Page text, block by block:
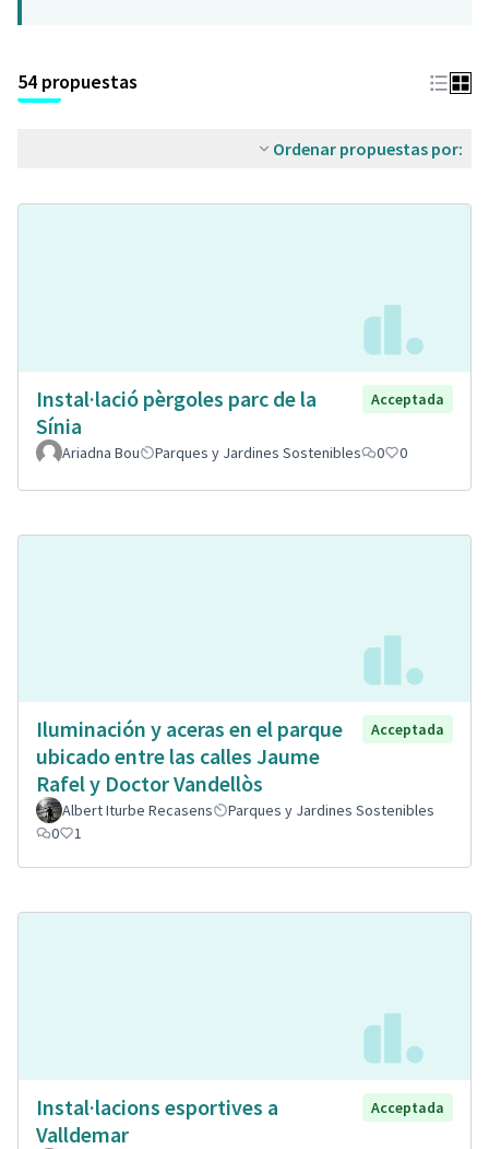
54 propuestas
Ordenar propuestas por:
Instal·lació pèrgoles parc de la
Sínia
Acceptada
Ariadna Bou Parques y Jardines Sostenibles 0 0
Iluminación y aceras en el parque
ubicado entre las calles Jaume
Rafel y Doctor Vandellòs
Acceptada
Albert Iturbe Recasens
Parques y Jardines Sostenibles
0
1
Instal·lacions esportives a
Valldemar
Acceptada